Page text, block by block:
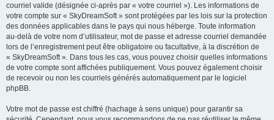
courriel valide (désignée ci-après par « votre courriel »). Les informations de
votre compte sur « SkyDreamSoft » sont protégées par les lois sur la protection
des données applicables dans le pays qui nous héberge. Toute information
au-delà de votre nom d’utilisateur, mot de passe et adresse courriel demandée
lors de l’enregistrement peut être obligatoire ou facultative, à la discrétion de
« SkyDreamSoft ». Dans tous les cas, vous pouvez choisir quelles informations
de votre compte sont affichées publiquement. Vous pouvez également choisir
de recevoir ou non les courriels générés automatiquement par le logiciel
phpBB.
Votre mot de passe est chiffré (hachage à sens unique) pour garantir sa